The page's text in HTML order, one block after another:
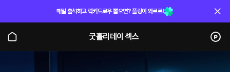
매일 출석하고 럭키드로우 뽑으면? 플링이 와르르!
굿홀리데이 섹스